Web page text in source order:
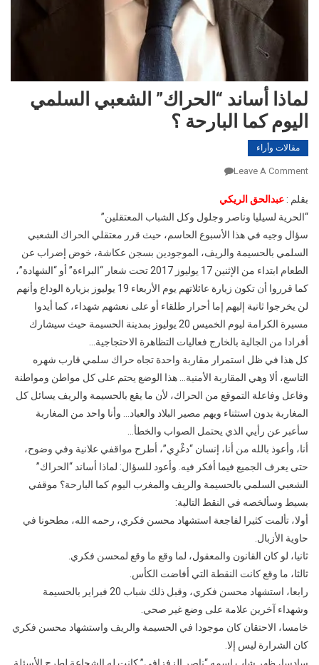
لماذا أساند “الحراك” الشعبي السلمي
اليوم كما البارحة ؟‎
مقالات وأراء
Leave A Comment
أساند
“الحراك”
الشعبي
السلمي
اليوم
كما
البارحة
؟‎
بقلم : عبدالحق الريكي
“الحرية لسيليا وناصر وجلول وكل الشباب المعتقلين”
سؤال وجيه في هذا الأسبوع الحاسم، حيث قرر معتقلي الحراك الشعبي
السلمي بالحسيمة والريف، الموجودين بسجن عكاشة، خوض إضراب عن
الطعام ابتداء من الإثنين 17 يوليوز 2017 تحت شعار “البراءة” أو “الشهادة”،
كما قرروا أن تكون زيارة عائلاتهم يوم الأربعاء 19 يوليوز بزيارة الوداع وأنهم
لن يخرجوا ثانية إليهم إما أحرار طلقاء أو على نعشهم شهداء، كما أيدوا
مسيرة الكرامة ليوم الخميس 20 يوليوز بمدينة الحسيمة حيث سيشارك
أفرادا من الجالية بالخارج فعاليات التظاهرة الاحتجاجية…
كل هذا في ظل استمرار مقاربة واحدة تجاه حراك سلمي قارب شهره
التاسع، ألا وهي المقاربة الأمنية… هذا الوضع يحتم على كل مواطن ومواطنة
وفاعل وفاعلة التموقع من الحراك، لأن ما يقع بالحسيمة والريف يسائل كل
المغاربة بدون استثناء ويهم مصير البلاد والعباد… وأنا واحد من المغاربة
سأعبر عن رأيي الذي يحتمل الصواب والخطأ…
أنا، وأعوذ بالله من أنا، إنسان “دغْرِي”، أطرح مواقفي علانية وفي وضوح،
حتى يعرف الجميع فيما أفكر فيه. وأعود للسؤال: لماذا أساند “الحراك”
الشعبي السلمي بالحسيمة والريف والمغرب اليوم كما البارحة؟ موقفي
بسيط وسألخصه في النقط التالية:
أولا، تألمت كثيرا لفاجعة استشهاد محسن فكري، رحمه الله، مطحونا في
حاوية الأزبال.
ثانيا، لو كان القانون والمعقول، لما وقع ما وقع لمحسن فكري.
ثالثا، ما وقع كانت النقطة التي أفاضت الكأس.
رابعا، استشهاد محسن فكري، وقبل ذلك شباب 20 فبراير بالحسيمة
وشهداء آخرين علامة على وضع غير صحي.
خامسا، الاحتقان كان موجودا في الحسيمة والريف واستشهاد محسن فكري
كان الشرارة ليس إلا.